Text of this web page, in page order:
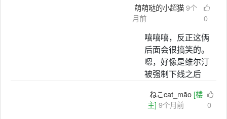
萌萌哒的小超猫9个
月前
0
嘻嘻嘻，反正这俩
后面会很搞笑的。
嗯，好像是维尔汀
被强制下线之后
ねこcat_māo [楼
主] 9个月前 0